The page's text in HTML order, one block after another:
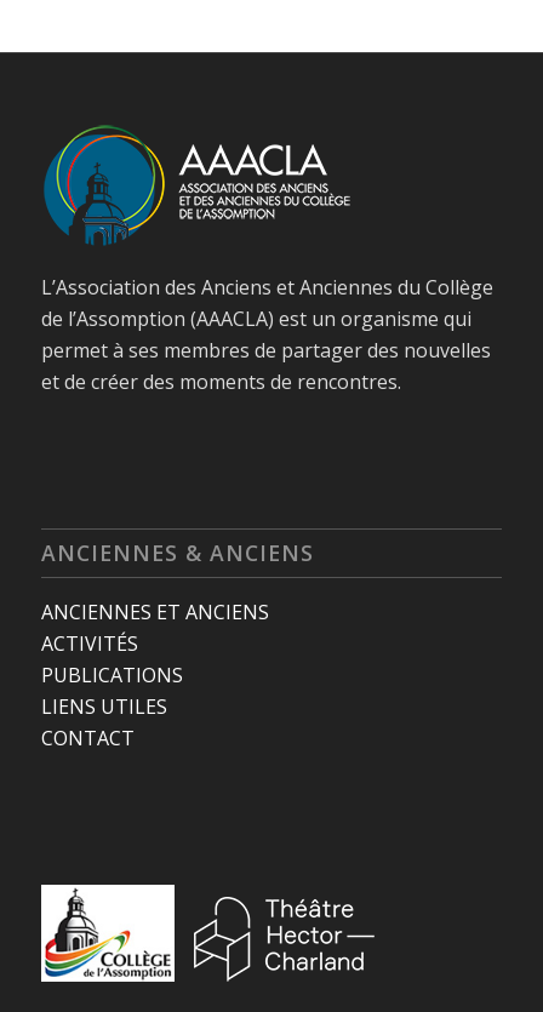
L’Association des Anciens et Anciennes du Collège
de l’Assomption (AAACLA) est un organisme qui
permet à ses membres de partager des nouvelles
et de créer des moments de rencontres.
ANCIENNES & ANCIENS
ANCIENNES ET ANCIENS
ACTIVITÉS
PUBLICATIONS
LIENS UTILES
CONTACT